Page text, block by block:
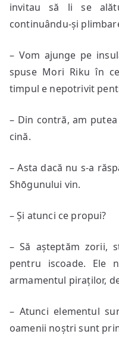
invitau să li se
continuându-și
– Vom ajunge pe
spuse Mori Riku în
timpul e nepotrivit
– Din contră, am
cină.
– Asta dacă nu s-a
Shōgunului vin.
– Și atunci ce propui?
– Să așteptăm zorii,
pentru iscoade. Ele
armamentul piraților,
– Atunci elementul
oamenii noștri sunt